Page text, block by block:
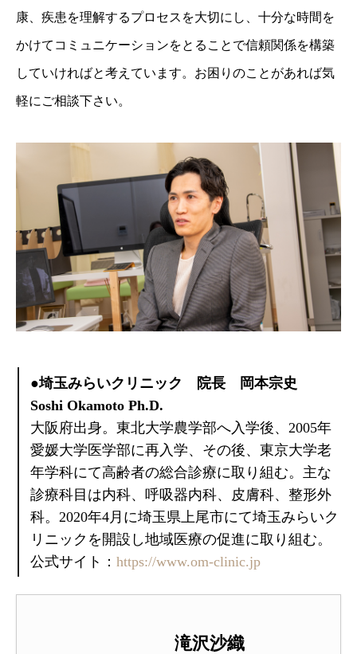
康、疾患を理解するプロセスを大切にし、十分な時間を
かけてコミュニケーションをとることで信頼関係を構築
していければと考えています。お困りのことがあれば気
軽にご相談下さい。
●埼玉みらいクリニック 院長 岡本宗史
Soshi Okamoto Ph.D.
大阪府出身。東北大学農学部へ入学後、2005年
愛媛大学医学部に再入学、その後、東京大学老
年学科にて高齢者の総合診療に取り組む。主な
診療科目は内科、呼吸器内科、皮膚科、整形外
科。2020年4月に埼玉県上尾市にて埼玉みらいク
リニックを開設し地域医療の促進に取り組む。
公式サイト：https://www.om-clinic.jp
滝沢沙織